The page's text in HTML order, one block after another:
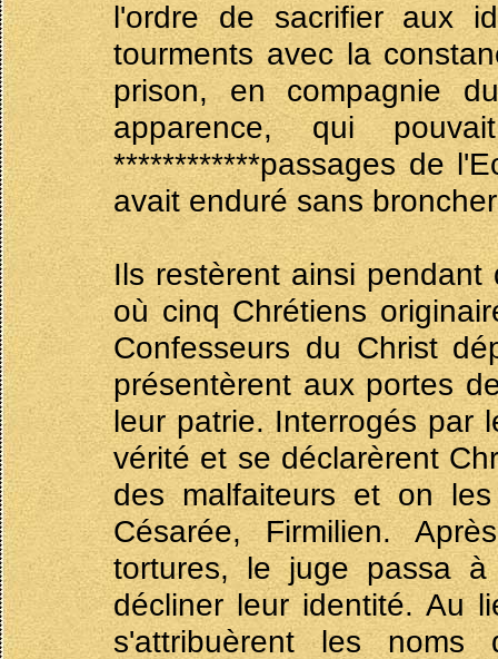
l'ordre de sacrifier aux
tourments avec la
prison, en compagnie
apparence, qui
************passages de
avait enduré sans
Ils restèrent ainsi
où cinq Chrétiens
Confesseurs du Christ
présentèrent aux portes
leur patrie. Interrogés par
vérité et se déclarèrent
des malfaiteurs et on
Césarée, Firmilien.
tortures, le juge passa
décliner leur identité. Au
s'attribuèrent les noms